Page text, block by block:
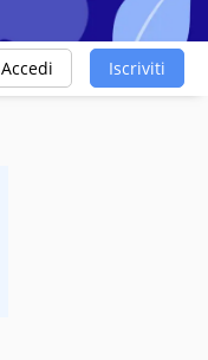
Accedi Iscriviti